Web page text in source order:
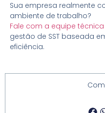
Sua empresa realmente
ambiente de trabalho?
Fale com a equipe
gestão de SST baseada
eficiência.